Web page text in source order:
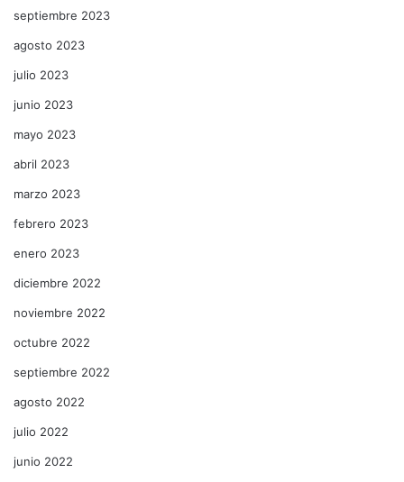
septiembre 2023
agosto 2023
julio 2023
junio 2023
mayo 2023
abril 2023
marzo 2023
febrero 2023
enero 2023
diciembre 2022
noviembre 2022
octubre 2022
septiembre 2022
agosto 2022
julio 2022
junio 2022